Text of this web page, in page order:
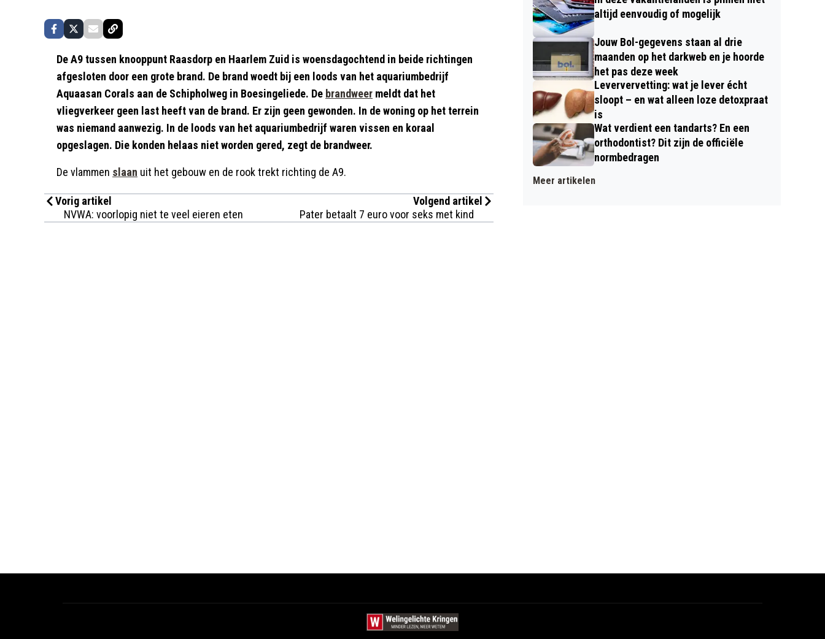
De A9 tussen knooppunt Raasdorp en Haarlem Zuid is woensdagochtend in beide richtingen
afgesloten door een grote brand. De brand woedt bij een loods van het aquariumbedrijf
Aquaasan Corals aan de Schipholweg in Boesingeliede. De brandweer meldt dat het
vliegverkeer geen last heeft van de brand. Er zijn geen gewonden. In de woning op het terrein
was niemand aanwezig. In de loods van het aquariumbedrijf waren vissen en koraal
opgeslagen. Die konden helaas niet worden gered, zegt de brandweer.
De vlammen slaan uit het gebouw en de rook trekt richting de A9.
Vorig artikel
NVWA: voorlopig niet te veel eieren eten
Volgend artikel
Pater betaalt 7 euro voor seks met kind
altijd eenvoudig of mogelijk
Jouw Bol-gegevens staan al drie
maanden op het darkweb en je hoorde
het pas deze week
Leververvetting: wat je lever écht
sloopt – en wat alleen loze detoxpraat
is
Wat verdient een tandarts? En een
orthodontist? Dit zijn de officiële
normbedragen
Meer artikelen